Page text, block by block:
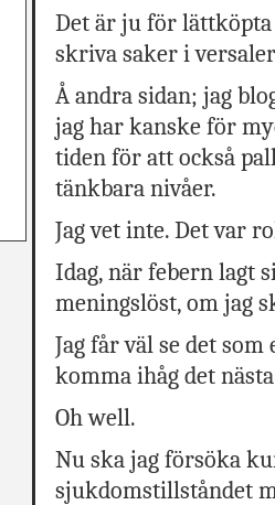
Det är ju för
skriva saker i
Å andra sidan; jag
jag har kanske för
tiden för att också
tänkbara nivåer.
Jag vet inte. Det var
Idag, när febern lagt
meningslöst, om jag
Jag får väl se det
komma ihåg det
Oh well.
Nu ska jag försöka
sjukdomstillståndet